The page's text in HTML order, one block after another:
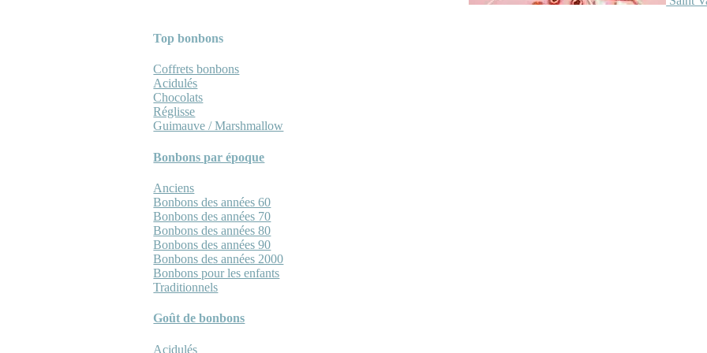
Top bonbons
Coffrets bonbons
Acidulés
Chocolats
Réglisse
Guimauve / Marshmallow
Bonbons par époque
Anciens
Bonbons des années 60
Bonbons des années 70
Bonbons des années 80
Bonbons des années 90
Bonbons des années 2000
Bonbons pour les enfants
Traditionnels
Goût de bonbons
Acidulés